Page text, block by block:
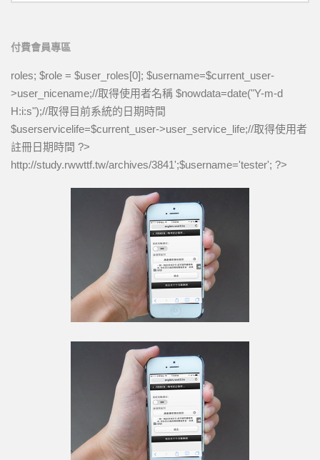
2上
全民英檢初級202
全民英檢初級203
全民英檢初級204
全民英檢初級205
全民英檢初級207
全民英檢初級208
全民英檢初級209
全民英檢初級210
2下
全民英檢初級211
全民英檢初級212
全民英檢初級213
全民英檢初級214
全民英檢初級215
全民英檢初級216
付費會員專區
roles; $role = $user_roles[0]; $username=$current_user-
>user_nicename;//取得使用者名稱 $nowdata=date("Y-m-d
H:i:s");//取得目前系統的日期時間
$userservicelife=$current_user->user_service_life;//取得使用者
註冊日期時間 ?>
http://study.rwwttf.tw/archives/3841';$username='tester'; ?>